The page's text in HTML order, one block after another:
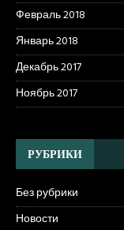
Февраль 2018
Январь 2018
Декабрь 2017
Ноябрь 2017
РУБРИКИ
Без рубрики
Новости